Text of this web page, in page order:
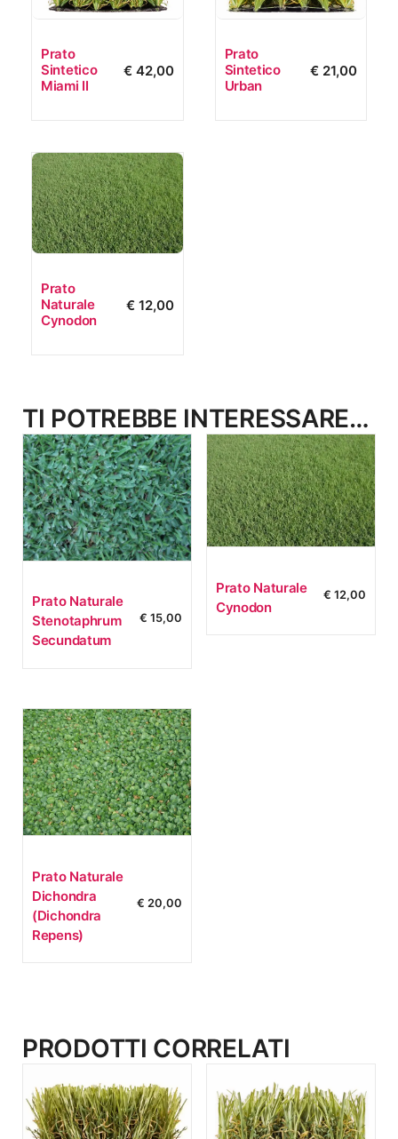
Prato
Sintetico
Miami II
€42,00
Prato
Sintetico
Urban
€ 21,00
Prato
Naturale
Cynodon
€12,00
TI POTREBBE INTERESSARE…
Prato Naturale
Stenotaphrum
Secundatum
€ 15,00
Prato Naturale
Cynodon
€ 12,00
Prato Naturale
Dichondra
(dichondra
Repens)
€ 20,00
PRODOTTI CORRELATI